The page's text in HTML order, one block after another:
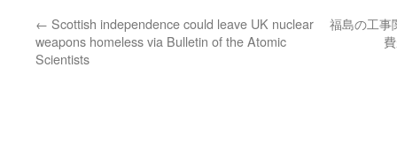
← Scottish independence could leave UK nuclear
weapons homeless via Bulletin of the Atomic
Scientists
福島の工事